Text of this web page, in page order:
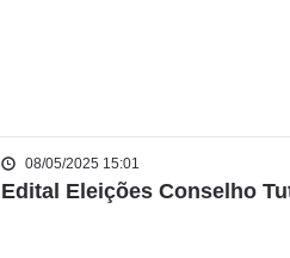
08/05/2025 15:01
Edital Eleições Conselho